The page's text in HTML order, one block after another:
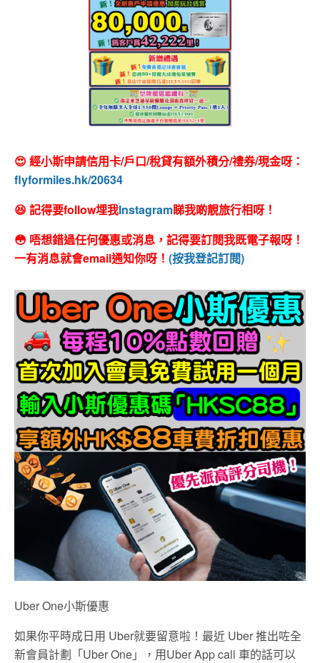
😍 經小斯申請信用卡/戶口/稅貸有額外積分/禮券/現金呀：
flyformiles.hk/20634
😆 記得要follow埋我Instagram睇我啲靚旅行相呀！
😳 唔想錯過任何優惠或消息，記得要訂閱我既電子報呀！
一有消息就會email通知你呀！ (按我登記訂閱)
Uber One小斯優惠
如果你平時成日用 Uber就要留意啦！最近 Uber 推出咗全
新會員計劃「Uber One」，用Uber App call 車的話可以